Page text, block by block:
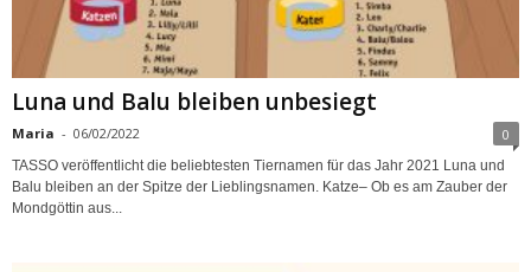
Luna und Balu bleiben unbesiegt
Maria - 06/02/2022 0
TASSO veröffentlicht die beliebtesten Tiernamen für das Jahr 2021 Luna und
Balu bleiben an der Spitze der Lieblingsnamen. Katze– Ob es am Zauber der
Mondgöttin aus...